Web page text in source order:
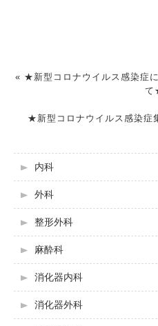
« ★新型コロナウイルス感染症
て
★新型コロナウイルス感染症
内科
外科
整形外科
麻酔科
消化器内科
消化器外科